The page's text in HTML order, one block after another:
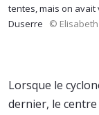
tentes, mais on avait
Duserre
©
Lorsque le
dernier, le